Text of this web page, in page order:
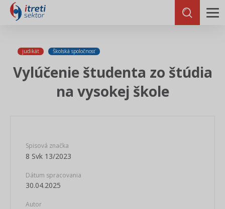
judikát Školská spoločnosť
Vylúčenie študenta zo štúdia
na vysokej škole
Spisová značka
8 Svk 13/2023
Dátum spracovania
30.04.2025
Autor